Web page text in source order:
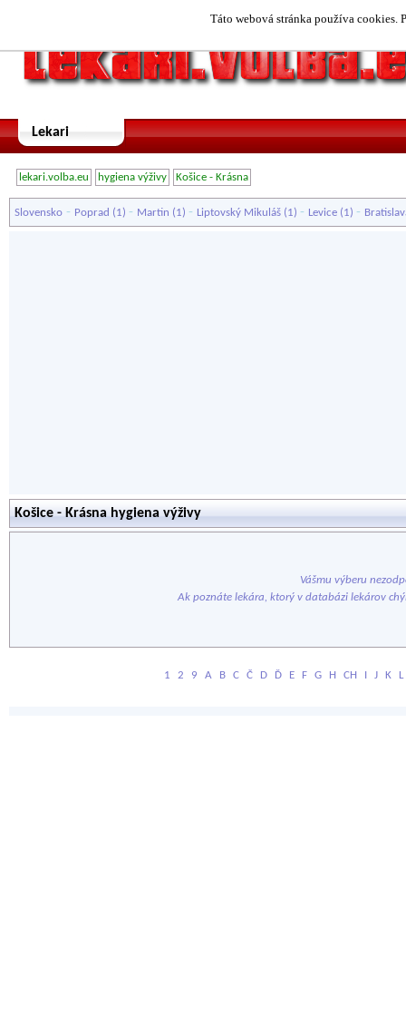
Táto webová stránka používa cookies.
Lekari
lekari.volba.eu hygiena výživy Košice - Krásna
Slovensko - Poprad (1) - Martin (1) - Liptovský Mikuláš (1) - Levice (1) -
Košice - Krásna hygiena výživy
Vášmu výberu
Ak poznáte lekára, ktorý v databázi lekárov
1 2 9 A B C Č D Ď E F G H CH I J K L